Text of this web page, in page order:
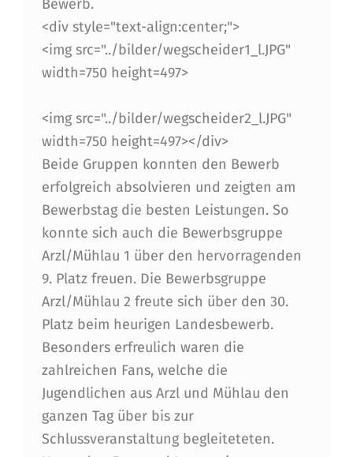
A
U
T
O
P
1
0
P
L
A
T
Z
I
E
R
U
Bewerb.
<div style="text-align:center;">
<img src="../bilder/wegscheider1_l.JPG"
width=750 height=497>
<img src="../bilder/wegscheider2_l.JPG"
width=750 height=497></div>
Beide Gruppen konnten den Bewerb
erfolgreich absolvieren und zeigten am
Bewerbstag die besten Leistungen. So
konnte sich auch die Bewerbsgruppe
Arzl/Mühlau 1 über den hervorragenden
9. Platz freuen. Die Bewerbsgruppe
Arzl/Mühlau 2 freute sich über den 30.
Platz beim heurigen Landesbewerb.
Besonders erfreulich waren die
zahlreichen Fans, welche die
Jugendlichen aus Arzl und Mühlau den
ganzen Tag über bis zur
Schlussveranstaltung begleiteteten.